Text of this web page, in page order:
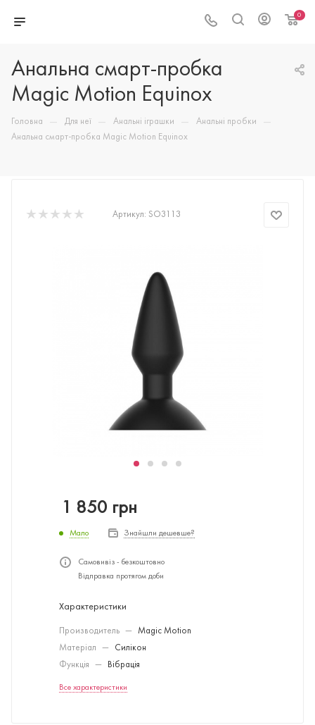
0
Анальна смарт-пробка
Magic Motion Equinox
Головна — Для неї — Анальні іграшки — Анальні пробки —
Анальна смарт-пробка Magic Motion Equinox
Артикул: SO3113
1 850 грн
Мало Знайшли дешевше?
Самовивіз - безкоштовно
Відправка протягом доби
Характеристики
Производитель —
Magic Motion
Матеріал
—
Силікон
Функція
— Вібрація
Все характеристики